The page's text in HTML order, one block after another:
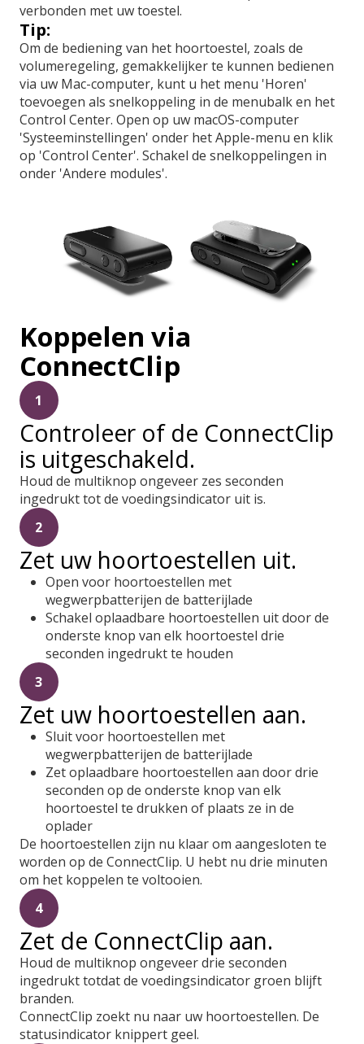
verbonden met uw toestel.
Tip:
Om de bediening van het hoortoestel, zoals de
volumeregeling, gemakkelijker te kunnen bedienen
via uw Mac-computer, kunt u het menu 'Horen'
toevoegen als snelkoppeling in de menubalk en het
Control Center. Open op uw macOS-computer
'Systeeminstellingen' onder het Apple-menu en klik
op 'Control Center'. Schakel de snelkoppelingen in
onder 'Andere modules'.
Koppelen via
ConnectClip
1
Controleer of de ConnectClip
is uitgeschakeld.
Houd de multiknop ongeveer zes seconden
ingedrukt tot de voedingsindicator uit is.
2
Zet uw hoortoestellen uit.
Open voor hoortoestellen met
wegwerpbatterijen de batterijlade
Schakel oplaadbare hoortoestellen uit door de
onderste knop van elk hoortoestel drie
seconden ingedrukt te houden
3
Zet uw hoortoestellen aan.
Sluit voor hoortoestellen met
wegwerpbatterijen de batterijlade
Zet oplaadbare hoortoestellen aan door drie
seconden op de onderste knop van elk
hoortoestel te drukken of plaats ze in de
oplader
De hoortoestellen zijn nu klaar om aangesloten te
worden op de ConnectClip. U hebt nu drie minuten
om het koppelen te voltooien.
4
Zet de ConnectClip aan.
Houd de multiknop ongeveer drie seconden
ingedrukt totdat de voedingsindicator groen blijft
branden.
ConnectClip zoekt nu naar uw hoortoestellen. De
statusindicator knippert geel.